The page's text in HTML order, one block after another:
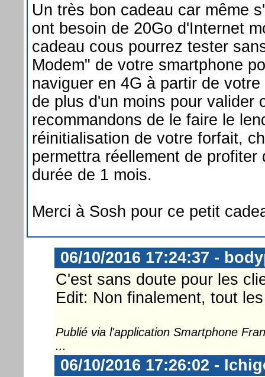
Un très bon cadeau car même
ont besoin de 20Go d'Internet
cadeau cous pourrez tester
Modem" de votre smartphone
naviguer en 4G à partir de
de plus d'un moins pour valider
recommandons de le faire le
réinitialisation de votre forfait,
permettra réellement de profiter
durée de 1 mois.
Merci à Sosh pour ce petit
06/10/2016 17:24:37 -
C'est sans doute pour les
Edit: Non finalement, tout
Publié via l'application Smartphone
...
06/10/2016 17:26:02 -